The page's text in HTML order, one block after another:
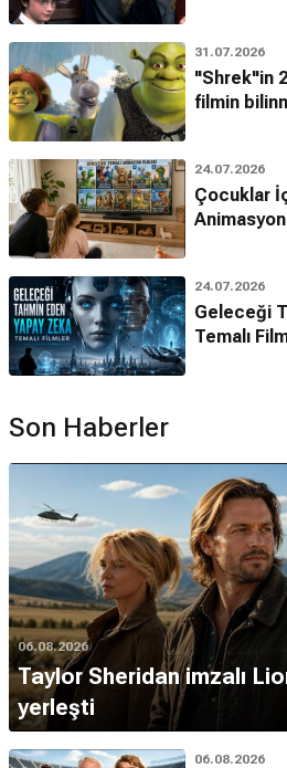
31.07.2026
"Shrek"in
filmin
24.07.2026
Çocuklar
24.07.2026
Geleceği
Temalı
Son Haberler
06.08.2026
Taylor Sheridan imzalı
yerleşti
06.08.2026